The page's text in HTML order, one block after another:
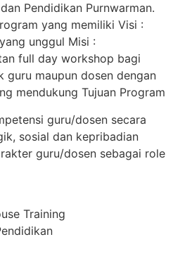
Pendidikan Purnwarman.
yang memiliki Visi :
unggul Misi :
full day workshop bagi
guru maupun dosen dengan
mendukung Tujuan Program
guru/dosen secara
sosial dan kepribadian
guru/dosen sebagai role
Training